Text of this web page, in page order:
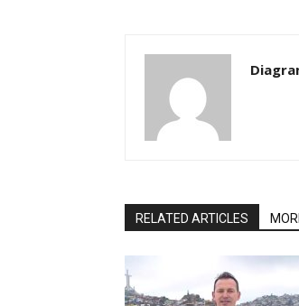
RELATED ARTICLES